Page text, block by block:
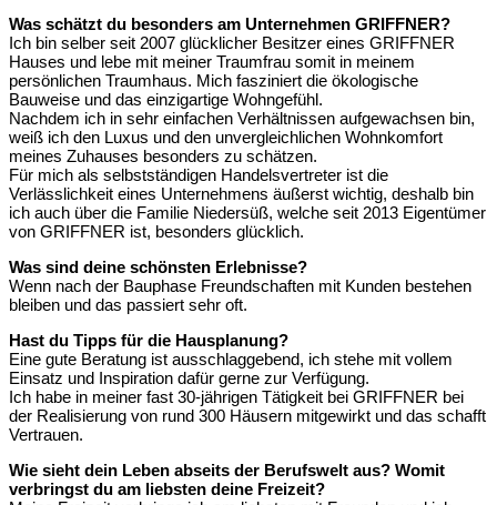
Was schätzt du besonders am Unternehmen GRIFFNER?
Ich bin selber seit 2007 glücklicher Besitzer eines GRIFFNER
Hauses und lebe mit meiner Traumfrau somit in meinem
persönlichen Traumhaus. Mich fasziniert die ökologische
Bauweise und das einzigartige Wohngefühl.
Nachdem ich in sehr einfachen Verhältnissen aufgewachsen bin,
weiß ich den Luxus und den unvergleichlichen Wohnkomfort
meines Zuhauses besonders zu schätzen.
Für mich als selbstständigen Handelsvertreter ist die
Verlässlichkeit eines Unternehmens äußerst wichtig, deshalb bin
ich auch über die Familie Niedersüß, welche seit 2013 Eigentümer
von GRIFFNER ist, besonders glücklich.
Was sind deine schönsten Erlebnisse?
Wenn nach der Bauphase Freundschaften mit Kunden bestehen
bleiben und das passiert sehr oft.
Hast du Tipps für die Hausplanung?
Eine gute Beratung ist ausschlaggebend, ich stehe mit vollem
Einsatz und Inspiration dafür gerne zur Verfügung.
Ich habe in meiner fast 30-jährigen Tätigkeit bei GRIFFNER bei
der Realisierung von rund 300 Häusern mitgewirkt und das schafft
Vertrauen.
Wie sieht dein Leben abseits der Berufswelt aus? Womit
verbringst du am liebsten deine Freizeit?